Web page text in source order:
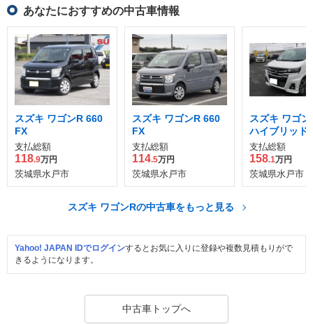
あなたにおすすめの中古車情報
スズキ ワゴンR 660
FX
支払総額
118.9万円
茨城県水戸市
スズキ ワゴンR 660
FX
支払総額
114.5万円
茨城県水戸市
スズキ ワゴ
ハイブリッド
支払総額
158.1万円
茨城県水戸市
スズキ ワゴンRの中古車をもっと見る
Yahoo! JAPAN IDでログインするとお気に入りに登録や複数見積もりがで
きるようになります。
中古車トップへ